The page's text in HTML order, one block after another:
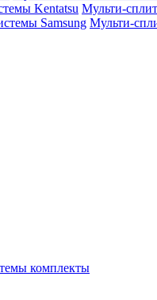
Kentatsu Мульти-
Samsung Мульти-
комплекты